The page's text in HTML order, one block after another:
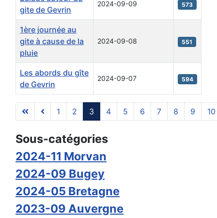
gite de Gevrin
2024-09-09 573
1ère journée au
gite à cause de la
pluie
2024-09-08 551
Les abords du gîte
de Gevrin
2024-09-07 594
Page 3 sur 14
1 2 3 4 5 6 7 8 9 10
Sous-catégories
2024-11 Morvan
2024-09 Bugey
2024-05 Bretagne
2023-09 Auvergne